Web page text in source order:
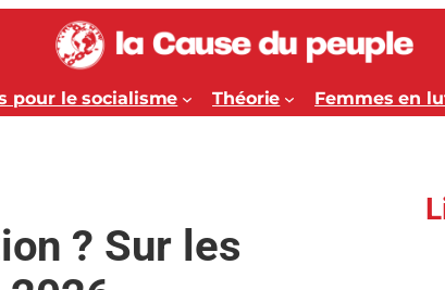
pour le socialisme Théorie Femmes en
? Sur les